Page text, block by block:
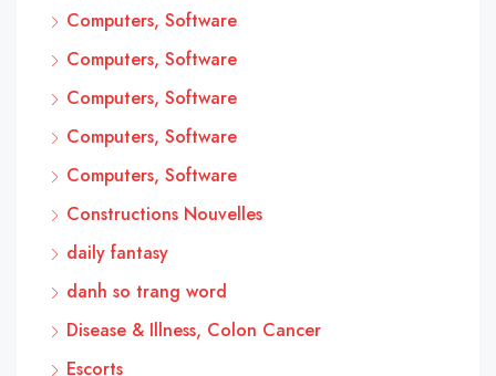
Computers, Software
Computers, Software
Computers, Software
Computers, Software
Computers, Software
Constructions Nouvelles
daily fantasy
danh so trang word
Disease & Illness, Colon Cancer
Escorts